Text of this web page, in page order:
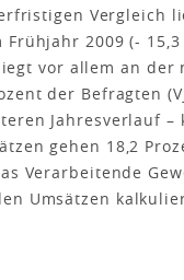
Vergleich
2009 (-
vor allem an der
der Befragten
Jahresverlauf –
gehen 18,2
Verarbeitende
Umsätzen